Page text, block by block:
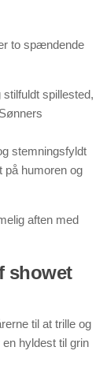
to spændende
spillested,
stemningsfyldt
på humoren og
aften med
showet
til at trille og
hyldest til grin